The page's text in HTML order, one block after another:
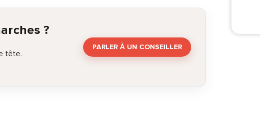
?
tête.
PARLER À UN CONSEILLER